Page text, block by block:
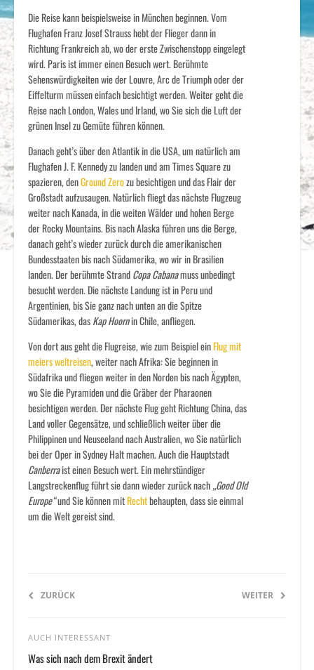
Die Reise kann beispielsweise in München beginnen. Vom
Flughafen Franz Josef Strauss hebt der Flieger dann in
Richtung Frankreich ab, wo der erste Zwischenstopp eingelegt
wird. Paris ist immer einen Besuch wert. Berühmte
Sehenswürdigkeiten wie der Louvre, Arc de Triumph oder der
Eiffelturm müssen einfach besichtigt werden. Weiter geht die
Reise nach London, Wales und Irland, wo Sie sich die Luft der
grünen Insel zu Gemüte führen können.
Danach geht’s über den Atlantik in die USA, um natürlich am
Flughafen J. F. Kennedy zu landen und am Times Square zu
spazieren, denGround Zerozu besichtigen und das Flair der
Großstadt aufzusaugen. Natürlich fliegt das nächste Flugzeug
weiter nach Kanada, in die weiten Wälder und hohen Berge
der Rocky Mountains. Bis nach Alaska führen uns die Berge,
danach geht’s wieder zurück durch die amerikanischen
Bundesstaaten bis nach Südamerika, wo wir in Brasilien
landen. Der berühmte StrandCopa Cabanamuss unbedingt
besucht werden. Die nächste Landung ist in Peru und
Argentinien, bis Sie ganz nach unten an die Spitze
Südamerikas, dasKap Hoornin Chile, anfliegen.
Von dort aus geht die Flugreise, wie zum Beispiel einFlug mit
meiers weltreisen, weiter nach Afrika: Sie beginnen in
Südafrika und fliegen weiter in den Norden bis nach Ägypten,
wo Sie die Pyramiden und die Gräber der Pharaonen
besichtigen werden. Der nächste Flug geht Richtung China, das
Land voller Gegensätze, und schließlich weiter über die
Philippinen und Neuseeland nach Australien, wo Sie natürlich
bei der Oper in Sydney Halt machen. Auch die Hauptstadt
Canberraist einen Besuch wert. Ein mehrstündiger
Langstreckenflug führt sie dann wieder zurück nach„Good Old
Europe“und Sie können mitRechtbehaupten, dass sie einmal
um die Welt gereist sind.
ZURÜCK WEITER
AUCH INTERESSANT
Was sich nach dem Brexit ändert